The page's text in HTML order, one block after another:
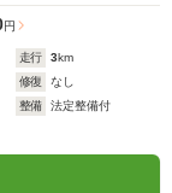
円
走行 3km
修復
なし
整備
法定整備付